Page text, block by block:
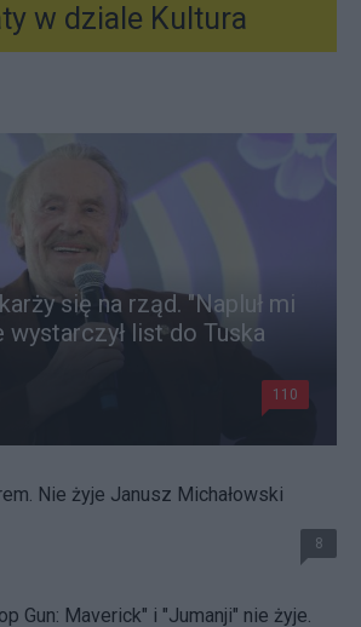
w dziale Kultura
się na rząd. "Napluł mi
wystarczył list do Tuska
110
Nie żyje Janusz Michałowski
8
Gun: Maverick" i "Jumanji" nie żyje.